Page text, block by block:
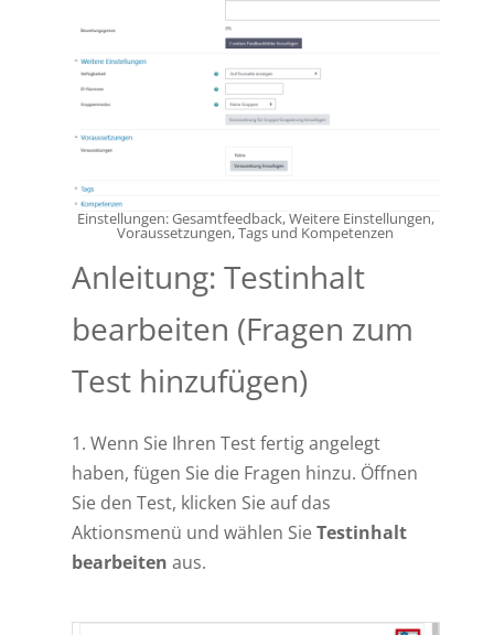
Einstellungen: Gesamtfeedback, Weitere Einstellungen,
Voraussetzungen, Tags und Kompetenzen
Anleitung: Testinhalt
bearbeiten (Fragen zum
Test hinzufügen)
1. Wenn Sie Ihren Test fertig angelegt
haben, fügen Sie die Fragen hinzu. Öffnen
Sie den Test, klicken Sie auf das
Aktionsmenü und wählen SieTestinhalt
bearbeiten aus.